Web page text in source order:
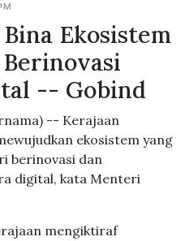
Ekosistem
-- Gobind
-- Kerajaan
ekosistem yang
berinovasi dan
digital, kata Menteri
mengiktiraf